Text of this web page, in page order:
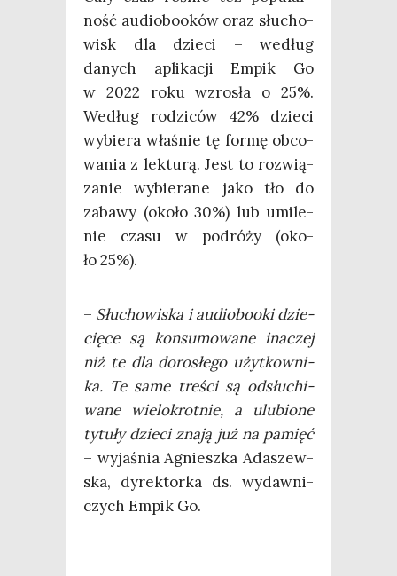
ność audio­bo­oków oraz słu­cho­
wisk dla dzie­ci – według
danych apli­ka­cji Empik Go
w 2022 roku wzro­sła o 25%.
Według rodzi­ców 42% dzie­ci
wybie­ra wła­śnie tę for­mę obco­
wa­nia z lek­tu­rą. Jest to roz­wią­
za­nie wybie­ra­ne jako tło do
zaba­wy (oko­ło 30%) lub umi­le­
nie cza­su w podró­ży (oko­
ło 25%).
– Słu­cho­wi­ska i audio­bo­oki dzie­
cię­ce są kon­su­mo­wa­ne ina­czej
niż te dla doro­słe­go użyt­kow­ni­
ka. Te same tre­ści są odsłu­chi­
wa­ne wie­lo­krot­nie, a ulu­bio­ne
tytu­ły dzie­ci zna­ją już na pamięć
– wyja­śnia Agniesz­ka Ada­szew­
ska, dyrek­tor­ka ds. wydaw­ni­
czych Empik Go.